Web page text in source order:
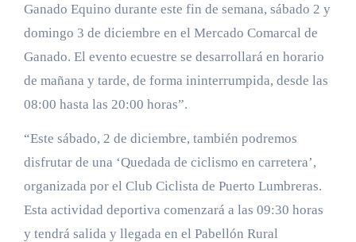
Ganado Equino durante este fin de semana, sábado 2 y
domingo 3 de diciembre en el Mercado Comarcal de
Ganado. El evento ecuestre se desarrollará en horario
de mañana y tarde, de forma ininterrumpida, desde las
08:00 hasta las 20:00 horas”.
“Este sábado, 2 de diciembre, también podremos
disfrutar de una ‘Quedada de ciclismo en carretera’,
organizada por el Club Ciclista de Puerto Lumbreras.
Esta actividad deportiva comenzará a las 09:30 horas
y tendrá salida y llegada en el Pabellón Rural